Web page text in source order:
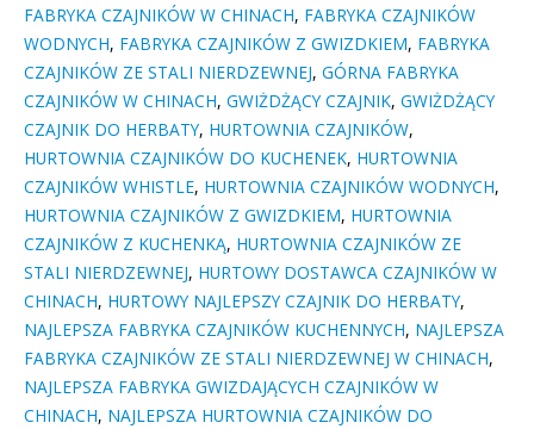
FABRYKA CZAJNIKÓW W CHINACH, FABRYKA CZAJNIKÓW
WODNYCH, FABRYKA CZAJNIKÓW Z GWIZDKIEM, FABRYKA
CZAJNIKÓW ZE STALI NIERDZEWNEJ, GÓRNA FABRYKA
CZAJNIKÓW W CHINACH, GWIŻDŻĄCY CZAJNIK, GWIŻDŻĄCY
CZAJNIK DO HERBATY, HURTOWNIA CZAJNIKÓW,
HURTOWNIA CZAJNIKÓW DO KUCHENEK, HURTOWNIA
CZAJNIKÓW WHISTLE, HURTOWNIA CZAJNIKÓW WODNYCH,
HURTOWNIA CZAJNIKÓW Z GWIZDKIEM, HURTOWNIA
CZAJNIKÓW Z KUCHENKĄ, HURTOWNIA CZAJNIKÓW ZE
STALI NIERDZEWNEJ, HURTOWY DOSTAWCA CZAJNIKÓW W
CHINACH, HURTOWY NAJLEPSZY CZAJNIK DO HERBATY,
NAJLEPSZA FABRYKA CZAJNIKÓW KUCHENNYCH, NAJLEPSZA
FABRYKA CZAJNIKÓW ZE STALI NIERDZEWNEJ W CHINACH,
NAJLEPSZA FABRYKA GWIZDAJĄCYCH CZAJNIKÓW W
CHINACH, NAJLEPSZA HURTOWNIA CZAJNIKÓW DO